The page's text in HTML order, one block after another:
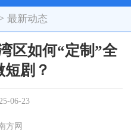
最新动态
区如何“定制”全
剧？
06-23
方网